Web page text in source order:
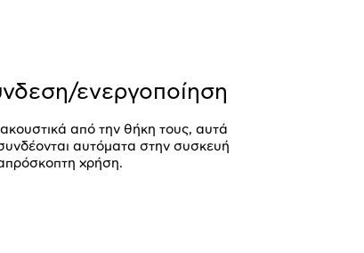
ενεργοποίηση
από την θήκη τους, αυτά
αυτόματα στην συσκευή
χρήση.